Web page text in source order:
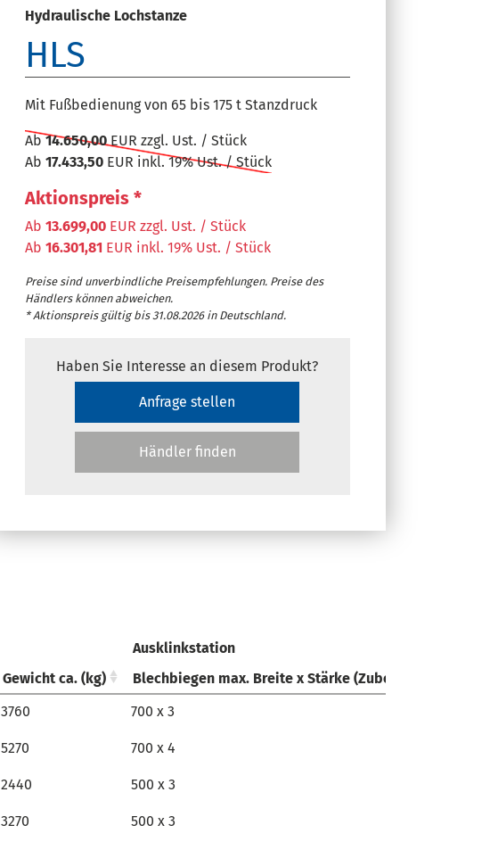
Hydraulische Lochstanze
HLS
Mit Fußbedienung von 65 bis 175 t Stanzdruck
Ab14.650,00EUR zzgl. Ust. / Stück
Ab 17.433,50 EUR inkl. 19% Ust. / Stück
Aktionspreis *
Ab 13.699,00 EUR zzgl. Ust. / Stück
Ab 16.301,81 EUR inkl. 19% Ust. / Stück
Preise sind unverbindliche Preisempfehlungen. Preise des
Händlers können abweichen.
* Aktionspreis gültig bis 31.08.2026 in Deutschland.
Haben Sie Interesse an diesem Produkt?
Anfrage stellen
Händler finden
Ausklinkstation
Gewicht ca. (kg) Blechbiegen max. Breite x Stärke (Zubehör) (mm)
Ausklinkstation
Gewicht ca. (kg) Blechbiegen max. Breite x Stärke (Zubehör) (mm)
3760 700 x 3
5270 700 x 4
2440 500 x 3
3270 500 x 3